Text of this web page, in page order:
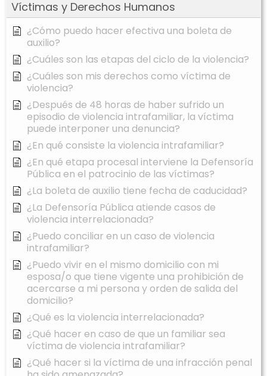
Víctimas y Derechos Humanos
¿Cómo puedo hacer efectiva una boleta de
auxilio?
¿Cuáles son las etapas del ciclo de la violencia?
¿Cuáles son mis derechos como víctima de
violencia?
¿Después de 48 horas de haber sufrido un
episodio de violencia intrafamiliar, la víctima
puede interponer una denuncia?
¿En qué consiste la violencia intrafamiliar?
¿En qué etapa procesal interviene la Defensoría
Pública en el patrocinio de las víctimas?
¿La boleta de auxilio tiene fecha de caducidad?
¿La Defensoría Pública atiende casos de
violencia interrelacionada?
¿Puedo conciliar en un caso de violencia
intrafamiliar?
¿Puedo vivir en el mismo domicilio con mi
esposa/o que tiene vigente una prohibición de
acercarse a mi persona y orden de salida del
domicilio?
¿Qué es la violencia interrelacionada?
¿Qué hacer en caso de que un familiar sea
víctima de violencia intrafamiliar?
¿Qué hacer si la víctima de una infracción penal